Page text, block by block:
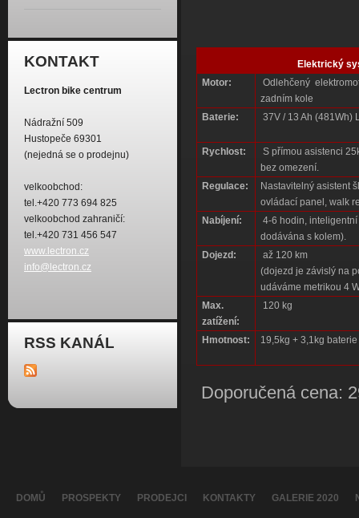
KONTAKT
Lectron bike centrum
Nádražní 509
Hustopeče 69301
(nejedná se o prodejnu)
velkoobchod:
tel.+420 773 694 825
velkoobchod zahraničí:
tel.+420 731 456 547
www.lectron.cz
info@lectron.cz
RSS KANÁL
Elektrický
Motor:
Odlehčený
zadním kole
Baterie:
37V / 13 Ah (481Wh)
Rychlost:
S přímou asistenci
bez omezení.
Regulace:
Nastavitelný asistent
ovládací panel, walk
Nabíjení:
4-6 hodin,
dodávána s kolem).
Dojezd:
až 120 km
(dojezd je závislý na
udáváme metrikou 4
Max.
zatížení:
120 kg
Hmotnost: 19,5kg + 3,1kg baterie
Doporučená cena:
DOMŮ PROSPEKTY PRODEJCI KONTAKTY GALERIE 2020